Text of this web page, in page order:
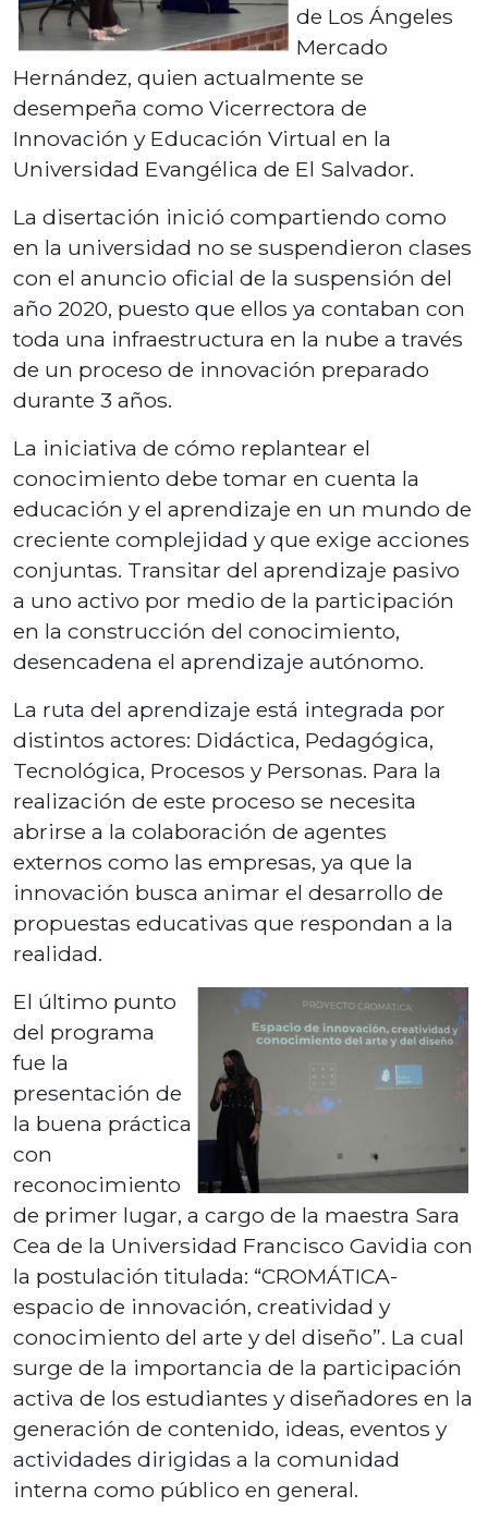
de Los Ángeles
Mercado
Hernández, quien actualmente se
desempeña como Vicerrectora de
Innovación y Educación Virtual en la
Universidad Evangélica de El Salvador.
La disertación inició compartiendo como
en la universidad no se suspendieron clases
con el anuncio oficial de la suspensión del
año 2020, puesto que ellos ya contaban con
toda una infraestructura en la nube a través
de un proceso de innovación preparado
durante 3 años.
La iniciativa de cómo replantear el
conocimiento debe tomar en cuenta la
educación y el aprendizaje en un mundo de
creciente complejidad y que exige acciones
conjuntas. Transitar del aprendizaje pasivo
a uno activo por medio de la participación
en la construcción del conocimiento,
desencadena el aprendizaje autónomo.
La ruta del aprendizaje está integrada por
distintos actores: Didáctica, Pedagógica,
Tecnológica, Procesos y Personas. Para la
realización de este proceso se necesita
abrirse a la colaboración de agentes
externos como las empresas, ya que la
innovación busca animar el desarrollo de
propuestas educativas que respondan a la
realidad.
El último punto
del programa
fue la
presentación de
la buena práctica
con
reconocimiento
de primer lugar, a cargo de la maestra Sara
Cea de la Universidad Francisco Gavidia con
la postulación titulada: “CROMÁTICA-
espacio de innovación, creatividad y
conocimiento del arte y del diseño”. La cual
surge de la importancia de la participación
activa de los estudiantes y diseñadores en la
generación de contenido, ideas, eventos y
actividades dirigidas a la comunidad
interna como público en general.